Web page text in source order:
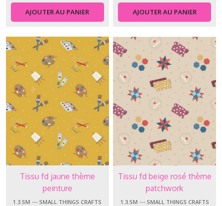
AJOUTER AU PANIER AJOUTER AU PANIER
Tissu fd jaune thème
peinture
1.3.SM --- SMALL THINGS CRAFTS
Tissu fd beige rosé thème
patchwork
1.3.SM --- SMALL THINGS CRAFTS